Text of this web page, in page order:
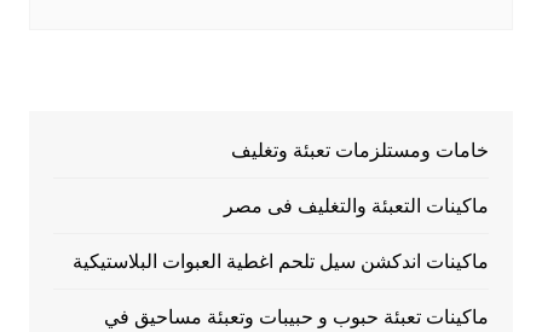
خامات ومستلزمات تعبئة وتغليف
ماكينات التعبئة والتغليف فى مصر
ماكينات اندكشن سيل تلحم اغطية العبوات البلاستيكية
ماكينات تعبئة حبوب و حبيبات وتعبئة مساحيق في